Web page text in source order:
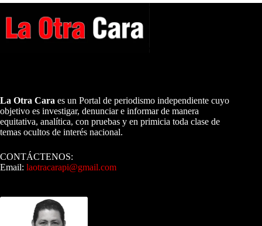
La Otra Cara es un Portal de periodismo independiente cuyo
objetivo es investigar, denunciar e informar de manera
equitativa, analítica, con pruebas y en primicia toda clase de
temas ocultos de interés nacional.
CONTÁCTENOS:
Email: laotracarapi@gmail.com